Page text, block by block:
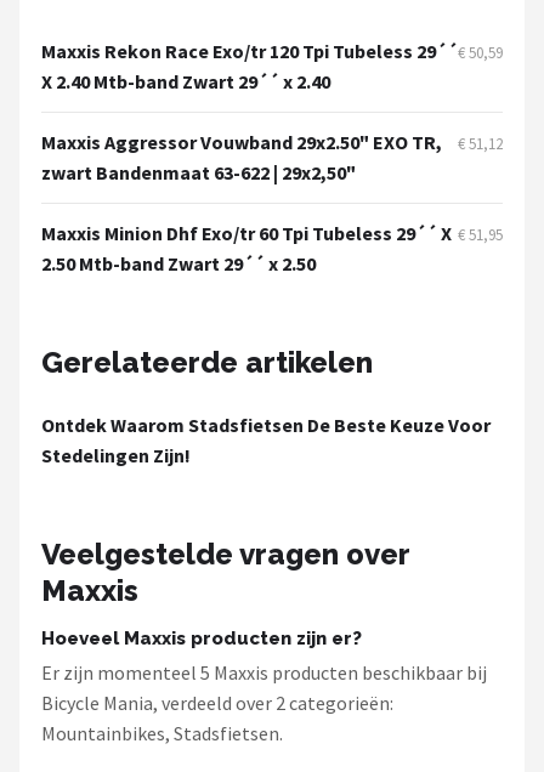
Shimano
Cortina
Alle merken →
Maxxis Rekon Race Exo/tr 120 Tpi Tubeless 29´´
X 2.40 Mtb-band Zwart 29´´ x 2.40
€ 50,59
Maxxis Aggressor Vouwband 29x2.50" EXO TR,
zwart Bandenmaat 63-622 | 29x2,50"
€ 51,12
Maxxis Minion Dhf Exo/tr 60 Tpi Tubeless 29´´ X
2.50 Mtb-band Zwart 29´´ x 2.50
€ 51,95
Gerelateerde artikelen
Ontdek Waarom Stadsfietsen De Beste Keuze Voor
Stedelingen Zijn!
Veelgestelde vragen over
Maxxis
Hoeveel Maxxis producten zijn er?
Er zijn momenteel 5 Maxxis producten beschikbaar bij
Bicycle Mania, verdeeld over 2 categorieën:
Mountainbikes, Stadsfietsen.